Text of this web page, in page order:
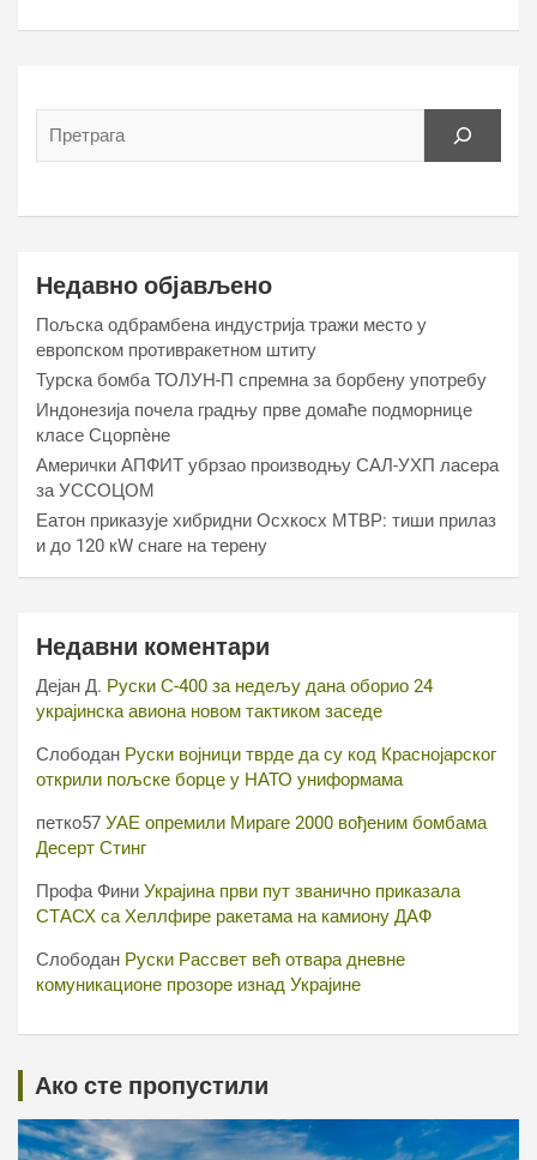
Недавно објављено
Пољска одбрамбена индустрија тражи место у
европском противракетном штиту
Турска бомба ТОЛУН-П спремна за борбену употребу
Индонезија почела градњу прве домаће подморнице
класе Сцорпèне
Амерички АПФИТ убрзао производњу САЛ-УХП ласера
за УССОЦОМ
Еатон приказује хибридни Осхкосх МТВР: тиши прилаз
и до 120 кW снаге на терену
Недавни коментари
Дејан Д. Руски С-400 за недељу дана оборио 24
украјинска авиона новом тактиком заседе
Слободан Руски војници тврде да су код Краснојарског
открили пољске борце у НАТО униформама
петко57 УАЕ опремили Мираге 2000 вођеним бомбама
Десерт Стинг
Профа Фини Украјина први пут званично приказала
СТАСХ са Хеллфире ракетама на камиону ДАФ
Слободан Руски Рассвет већ отвара дневне
комуникационе прозоре изнад Украјине
Ако сте пропустили